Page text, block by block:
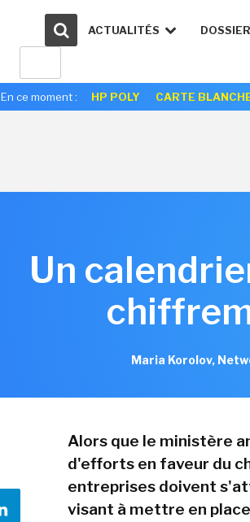
ACTUALITÉS
En ce moment : HP POLY CARTE
Un
Maria Korolov,
Alors que le ministère
d'efforts en faveur du
entreprises doivent
visant à mettre en